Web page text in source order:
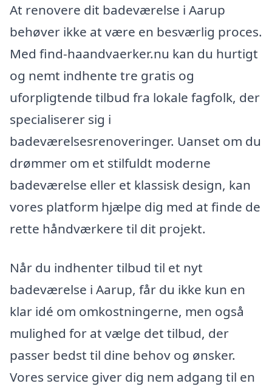
At renovere dit badeværelse i Aarup
behøver ikke at være en besværlig proces.
Med find-haandvaerker.nu kan du hurtigt
og nemt indhente tre gratis og
uforpligtende tilbud fra lokale fagfolk, der
specialiserer sig i
badeværelsesrenoveringer. Uanset om du
drømmer om et stilfuldt moderne
badeværelse eller et klassisk design, kan
vores platform hjælpe dig med at finde de
rette håndværkere til dit projekt.
Når du indhenter tilbud til et nyt
badeværelse i Aarup, får du ikke kun en
klar idé om omkostningerne, men også
mulighed for at vælge det tilbud, der
passer bedst til dine behov og ønsker.
Vores service giver dig nem adgang til en